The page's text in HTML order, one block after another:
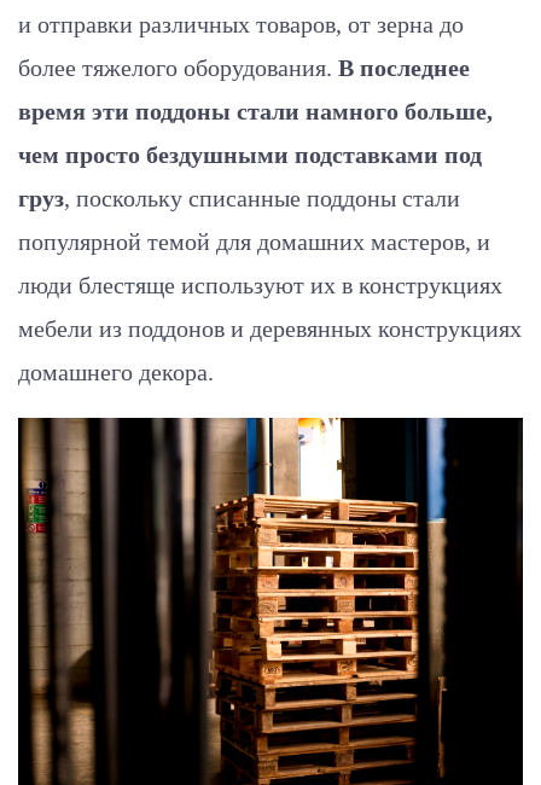
и отправки различных товаров, от зерна до
более тяжелого оборудования. В последнее
время эти поддоны стали намного больше,
чем просто бездушными подставками под
груз, поскольку списанные поддоны стали
популярной темой для домашних мастеров, и
люди блестяще используют их в конструкциях
мебели из поддонов и деревянных конструкциях
домашнего декора.